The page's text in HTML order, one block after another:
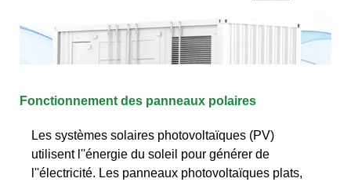
Fonctionnement des panneaux polaires
Les systèmes solaires photovoltaïques (PV)
utilisent l''énergie du soleil pour générer de
l''électricité. Les panneaux photovoltaïques plats,